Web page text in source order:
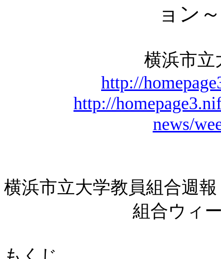
ョン
横浜市
http://
http://
news/
横浜市立大学教員組合週報
組合ウィ